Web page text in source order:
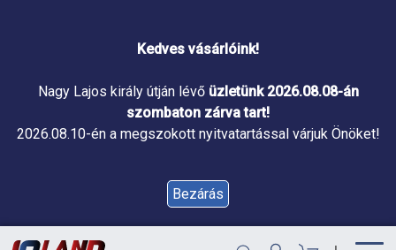
Kedves vásárlóink!
Nagy Lajos király útján lévő üzletünk 2026.08.08-án
szombaton zárva tart!
2026.08.10-én a megszokott nyitvatartással várjuk Önöket!
Bezárás